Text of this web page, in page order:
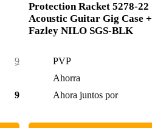
96,50 €
96,00 €
Protection Racket 5278-22
Acoustic Guitar Gig Case +
Fazley NILO SGS-BLK
PVP
Ahorra
Ahora juntos por